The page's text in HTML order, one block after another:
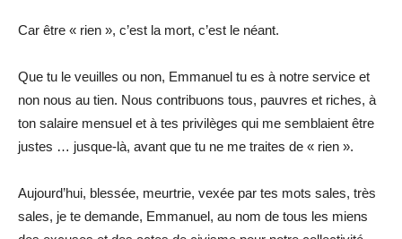
Car être « rien », c’est la mort, c’est le néant.
Que tu le veuilles ou non, Emmanuel tu es à notre service et
non nous au tien. Nous contribuons tous, pauvres et riches, à
ton salaire mensuel et à tes privilèges qui me semblaient être
justes … jusque-là, avant que tu ne me traites de « rien ».
Aujourd’hui, blessée, meurtrie, vexée par tes mots sales, très
sales, je te demande, Emmanuel, au nom de tous les miens